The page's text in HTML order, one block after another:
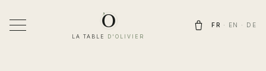
contenu
LA TABLE D'OLIVIER
FR · EN · DE